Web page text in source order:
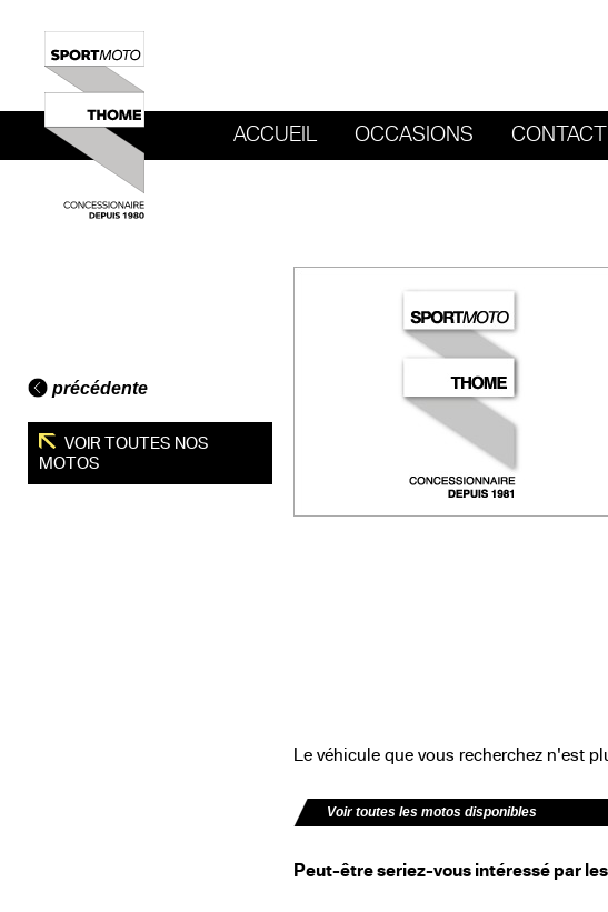
ACCUEIL OCCASIONS CONTACT
précédente
VOIR TOUTES NOS
MOTOS
Le véhicule que vous recherchez n'est
Voir toutes les motos disponibles
Peut-être seriez-vous intéressé par